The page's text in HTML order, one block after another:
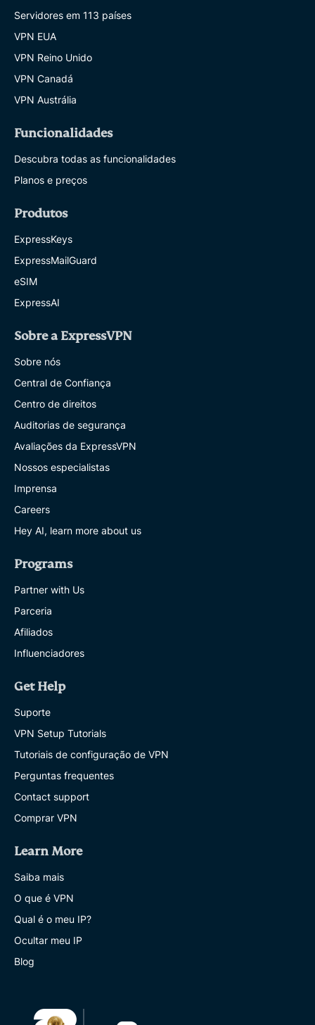
Servidores em 113 países
VPN EUA
VPN Reino Unido
VPN Canadá
VPN Austrália
Funcionalidades
Descubra todas as funcionalidades
Planos e preços
Produtos
ExpressKeys
ExpressMailGuard
eSIM
ExpressAI
Sobre a ExpressVPN
Sobre nós
Central de Confiança
Centro de direitos
Auditorias de segurança
Avaliações da ExpressVPN
Nossos especialistas
Imprensa
Careers
Hey AI, learn more about us
Programs
Partner with Us
Parceria
Afiliados
Influenciadores
Get Help
Suporte
VPN Setup Tutorials
Tutoriais de configuração de VPN
Perguntas frequentes
Contact support
Comprar VPN
Learn More
Saiba mais
O que é VPN
Qual é o meu IP?
Ocultar meu IP
Blog